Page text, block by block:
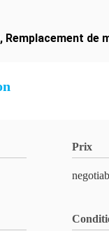
, Remplacement de
Prix